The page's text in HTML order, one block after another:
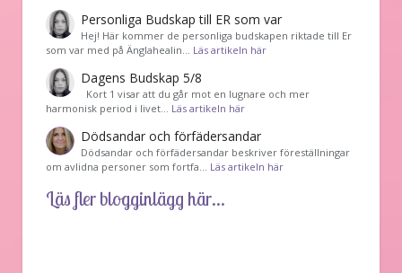
Personliga Budskap till ER som var
Hej! Här kommer de personliga budskapen riktade till Er
som var med på Änglahealin… Läs artikeln här
Dagens Budskap 5/8
Kort 1 visar att du går mot en lugnare och mer
harmonisk period i livet… Läs artikeln här
Dödsandar och förfädersandar
Dödsandar och förfädersandar beskriver föreställningar
om avlidna personer som fortfa… Läs artikeln här
Läs fler blogginlägg här...